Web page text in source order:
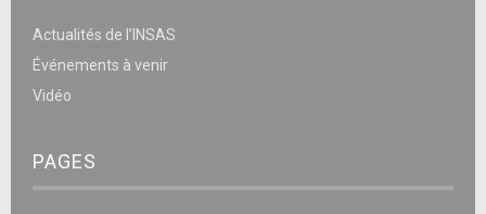
Actualités de l’INSAS
Événements à venir
Vidéo
PAGES